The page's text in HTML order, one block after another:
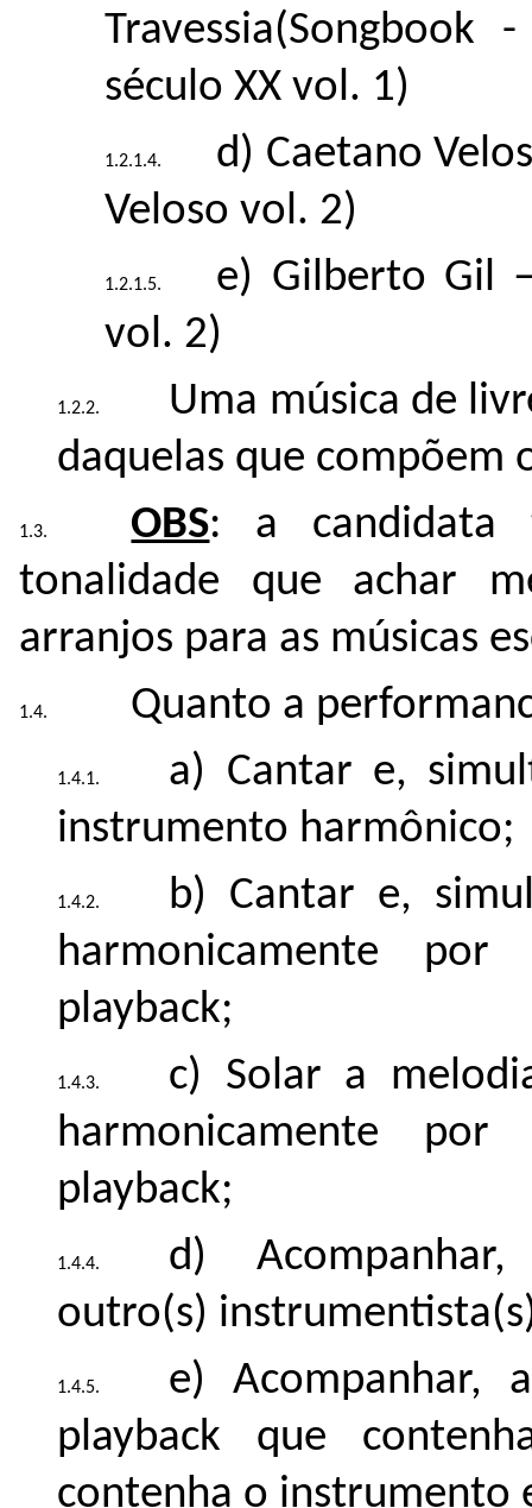
século XX vol. 1)
d) Caetano
Veloso vol. 2)
e) Gilberto Gil
vol. 2)
Uma música de
daquelas que compõem
OBS: a candidata
tonalidade que achar
arranjos para as músicas
Quanto a
a) Cantar e,
instrumento harmônico;
b) Cantar e,
harmonicamente
playback;
c) Solar a
harmonicamente
playback;
d)
outro(s)
e) Acompanhar,
playback que
contenha o instrumento